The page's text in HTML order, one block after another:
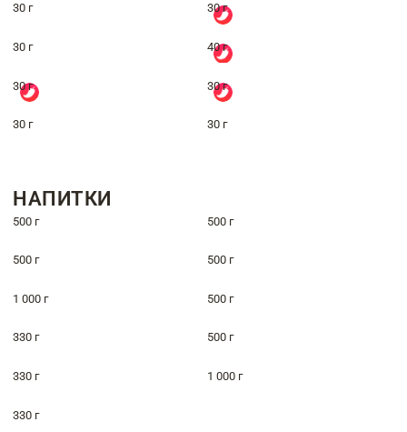
30 г 30 г
30 г 40 г
30 г 30 г
30 г 30 г
НАПИТКИ
500 г 500 г
500 г 500 г
1 000 г 500 г
330 г 500 г
330 г 1 000 г
330 г